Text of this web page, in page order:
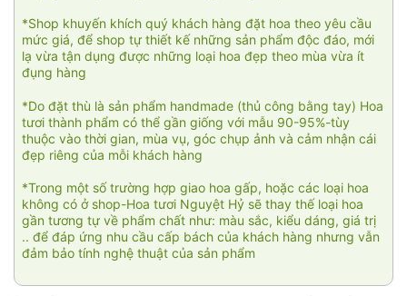
*Shop khuyến khích quý khách hàng đặt hoa theo yêu cầu
mức giá, để shop tự thiết kế những sản phẩm độc đáo, mới
lạ vừa tận dụng được những loại hoa đẹp theo mùa vừa ít
đụng hàng
*Do đặt thù là sản phẩm handmade (thủ công bằng tay) Hoa
tươi thành phẩm có thể gần giống với mẫu 90-95%-tùy
thuộc vào thời gian, mùa vụ, góc chụp ảnh và cảm nhận cái
đẹp riêng của mỗi khách hàng
*Trong một số trường hợp giao hoa gấp, hoặc các loại hoa
không có ở shop-Hoa tươi Nguyệt Hỷ sẽ thay thế loại hoa
gần tương tự về phẩm chất như: màu sắc, kiểu dáng, giá trị
.. để đáp ứng nhu cầu cấp bách của khách hàng nhưng vẫn
đảm bảo tính nghệ thuật của sản phẩm